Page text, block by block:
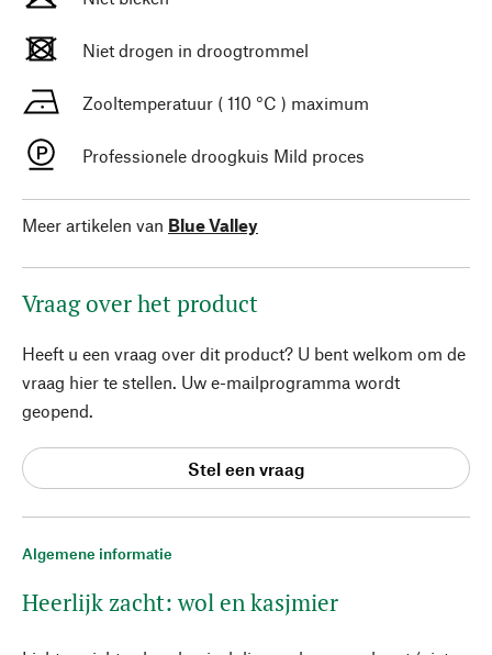
Algemene informatie
Heerlijk zacht: wol en kasjmier
Niet drogen in droogtrommel
Zooltemperatuur ( 110 °C ) maximum
Professionele droogkuis Mild proces
Meer artikelen van Blue Valley
Vraag over het product
Heeft u een vraag over dit product? U bent welkom om de
vraag hier te stellen. Uw e-mailprogramma wordt
geopend.
Stel een vraag